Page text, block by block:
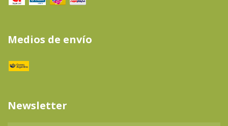
Medios de envío
Newsletter